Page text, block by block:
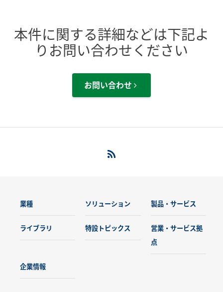
本件に関する詳細などは下記よ
りお問い合わせください
お問い合わせ
業種 ソリューション 製品・サービス
ライブラリ 特設トピックス
営業・サービス拠
点
企業情報